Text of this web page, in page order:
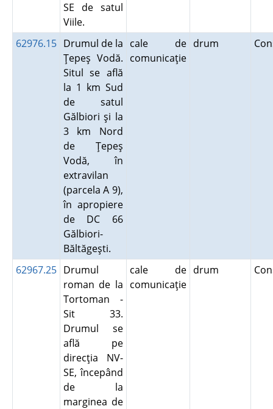
SE de satul
Viile.
62976.15 Drumul de la
Ţepeş Vodă.
Situl se află
la 1 km Sud
de satul
Gălbiori şi la
3 km Nord
de Ţepeş
Vodă, în
extravilan
(parcela A 9),
în apropiere
de DC 66
Gălbiori-
Băltăgeşti.
cale de
comunicaţie
drum
62967.25 Drumul
roman de la
Tortoman -
Sit 33.
Drumul se
află pe
direcţia NV-
SE, începând
de la
marginea de
cale de
comunicaţie
drum